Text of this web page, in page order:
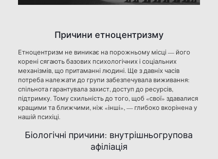
Причини етноцентризму
Етноцентризм не виникає на порожньому місці — його
корені сягають базових психологічних і соціальних
механізмів, що притаманні людині. Ще з давніх часів
потреба належати до групи забезпечувала виживання:
спільнота гарантувала захист, доступ до ресурсів,
підтримку. Тому схильність до того, щоб «свої» здавалися
кращими та ближчими, ніж «інші», — глибоко вкорінена у
нашій психіці.
Біологічні причини: внутрішньогрупова
афіліація